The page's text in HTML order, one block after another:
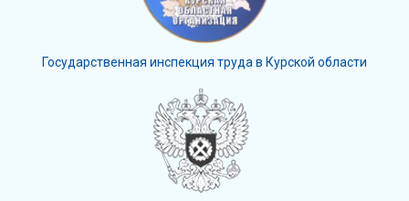
Государственная инспекция труда в Курской области